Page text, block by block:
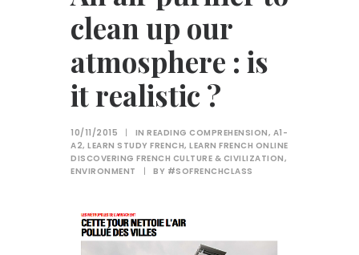
clean up our
atmosphere : is
it realistic ?
10/11/2015 | IN READING COMPREHENSION, A1-
A2, LEARN STUDY FRENCH, LEARN FRENCH ONLINE
DISCOVERING FRENCH CULTURE & CIVILIZATION,
ENVIRONMENT
| BY #SOFRENCHCLASS